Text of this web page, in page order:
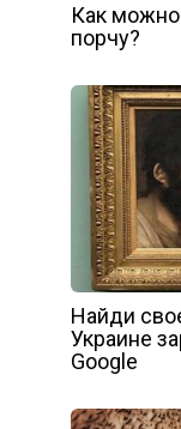
Как можно
порчу?
Найди
Украине
Google